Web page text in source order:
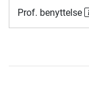
Prof. benyttelse